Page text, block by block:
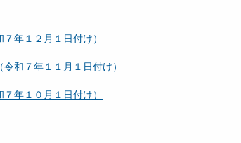
年１２月１日付け）
和７年１１月１日付け）
年１０月１日付け）